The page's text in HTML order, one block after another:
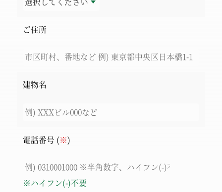
ご住所
建物名
電話番号 (※)
※ハイフン(-)不要